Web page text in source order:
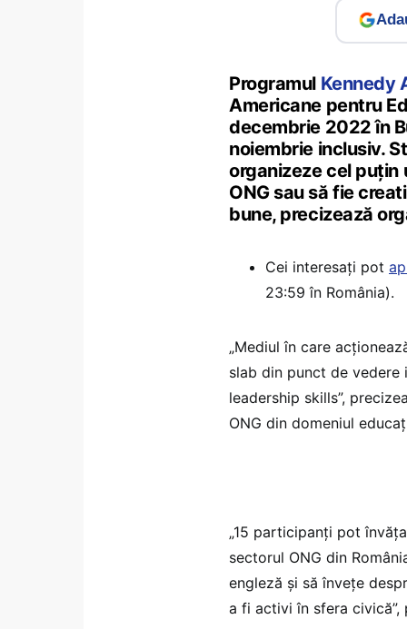
Programul Kennedy
Americane pentru
decembrie 2022 în
noiembrie inclusiv.
organizeze cel puțin
ONG sau să fie
bune, precizează
Cei interesați pot
23:59 în România).
„Mediul în care
slab din punct de
leadership skills”,
ONG din domeniul
„15 participanți pot
sectorul ONG din
engleză și să învețe
a fi activi în sfera